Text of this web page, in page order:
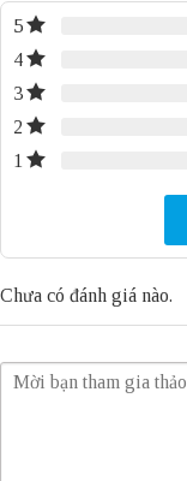
5
4
3
2
1
Chưa có đánh giá nào.